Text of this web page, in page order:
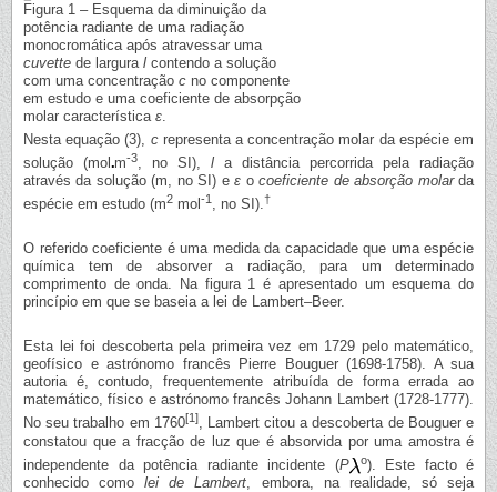
Figura 1 – Esquema da diminuição da
potência radiante de uma radiação
monocromática após atravessar uma
cuvette de largura l contendo a solução
com uma concentração c no componente
em estudo e uma coeficiente de absorpção
molar característica ε.
Nesta equação (3), crepresenta a concentração molar da espécie em
solução (mol m-3 , no SI), l a distância percorrida pela radiação
através da solução (m, no SI) eε ocoeficiente de absorção molarda
espécie em estudo (m2 mol -1 , no SI).†
O referido coeficiente é uma medida da capacidade que uma espécie
química tem de absorver a radiação, para um determinado
comprimento de onda. Na figura 1 é apresentado um esquema do
princípio em que se baseia a lei de Lambert–Beer.
Esta lei foi descoberta pela primeira vez em 1729 pelo matemático,
geofísico e astrónomo francês Pierre Bouguer (1698-1758). A sua
autoria é, contudo, frequentemente atribuída de forma errada ao
matemático, físico e astrónomo francês Johann Lambert (1728-1777).
No seu trabalho em 1760[1], Lambert citou a descoberta de Bouguer e
constatou que a fracção de luz que é absorvida por uma amostra é
independente da potência radiante incidente (P o). Este facto é
conhecido comolei de Lambert, embora, na realidade, só seja